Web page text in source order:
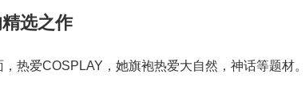
选之作
热爱COSPLAY，她旗袍热爱大自然，神话等题材。